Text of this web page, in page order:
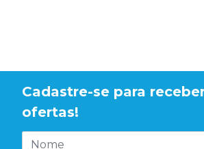
Cadastre-se para
ofertas!